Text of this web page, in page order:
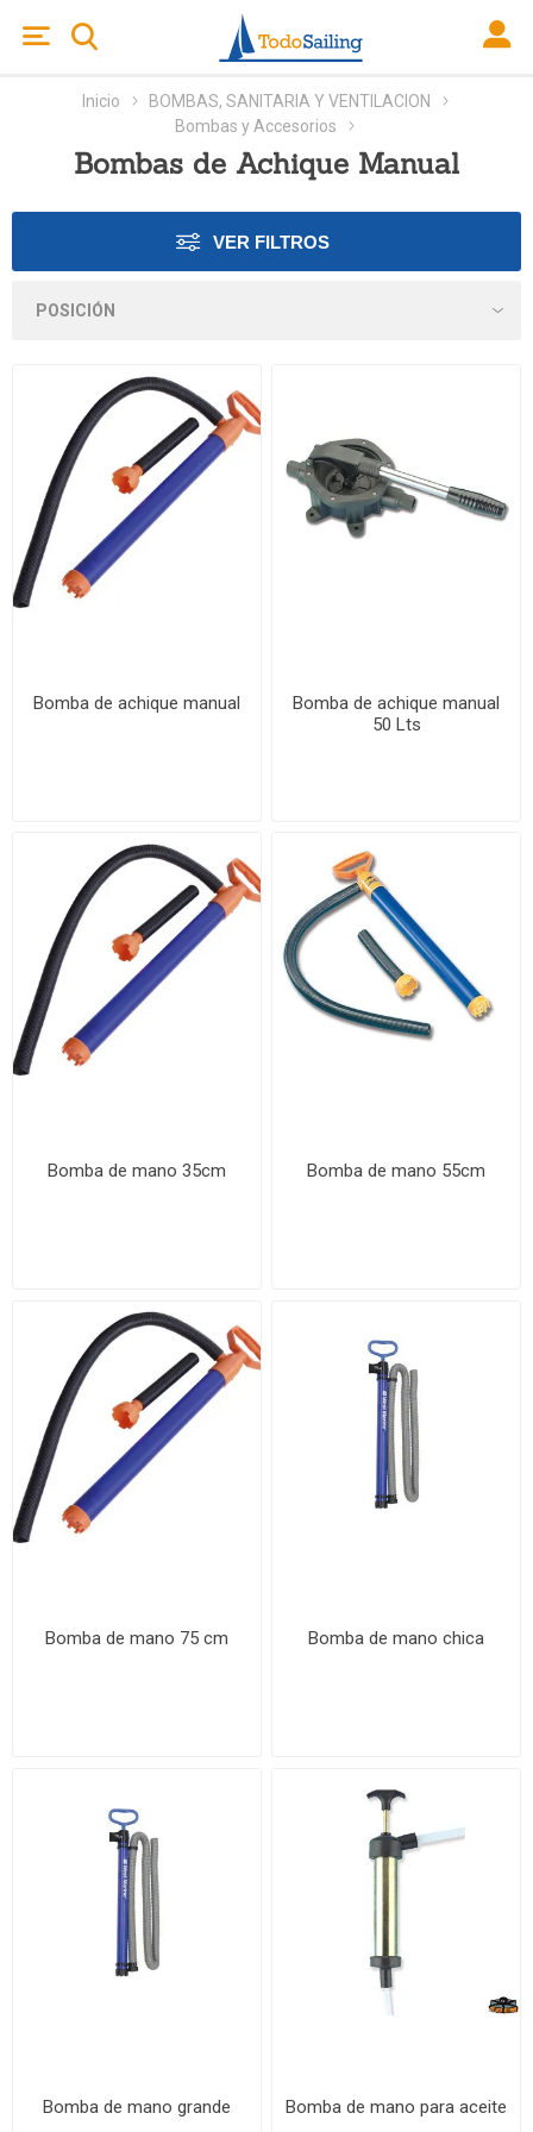
Inicio
BOMBAS, SANITARIA Y VENTILACION
Bombas y Accesorios
Bombas de Achique Manual
VER FILTROS
Bomba de achique manual
Bomba de achique manual
50 Lts
Bomba de mano 35cm Bomba de mano 55cm
Bomba de mano 75 cm Bomba de mano chica
Bomba de mano grande Bomba de mano para aceite